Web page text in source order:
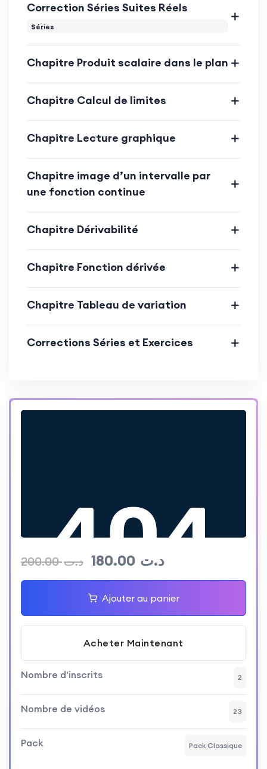
Correction Séries Suites Réels
Séries
Chapitre Produit scalaire dans le plan
Chapitre Calcul de limites
Chapitre Lecture graphique
Chapitre image d’un intervalle par
une fonction continue
Chapitre Dérivabilité
Chapitre Fonction dérivée
Chapitre Tableau de variation
Corrections Séries et Exercices
200.00د.ت 180.00 د.ت
Ajouter au panier
Acheter Maintenant
Nombre d'inscrits 2
Nombre de vidéos 23
Pack Pack Classique